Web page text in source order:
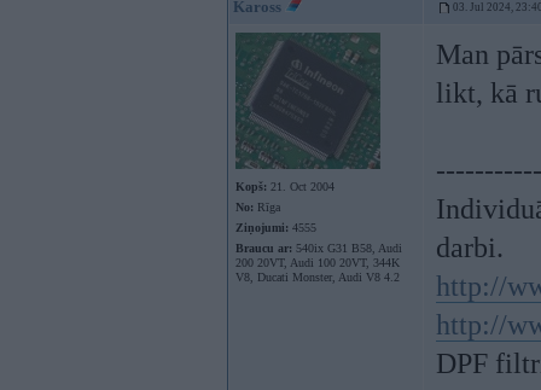
Kaross 03. Jul 2024,
Kopš: 21. Oct 2004
No: Rīga
Ziņojumi: 4555
Braucu ar: 540ix G31 B58, Audi
200 20VT, Audi 100 20VT, 344K
V8, Ducati Monster, Audi V8 4.2
Man
likt, kā
darbi.
http://
http://
DPF